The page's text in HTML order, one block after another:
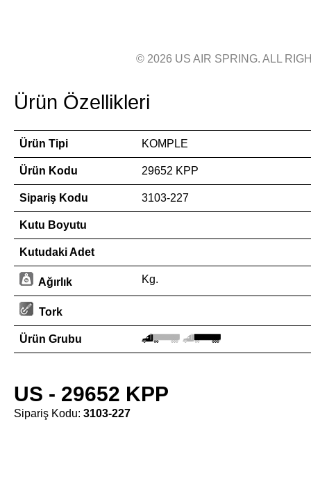
© 2026 US AIR SPRING. ALL
Ürün Özellikleri
Ürün Tipi KOMPLE
Ürün Kodu 29652 KPP
Sipariş Kodu 3103-227
Kutu Boyutu
Kutudaki Adet
Ağırlık Kg.
Tork
Ürün Grubu
US - 29652 KPP
Sipariş Kodu: 3103-227